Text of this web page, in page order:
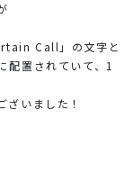
Call」の文字と
配置されていて、1
いました！